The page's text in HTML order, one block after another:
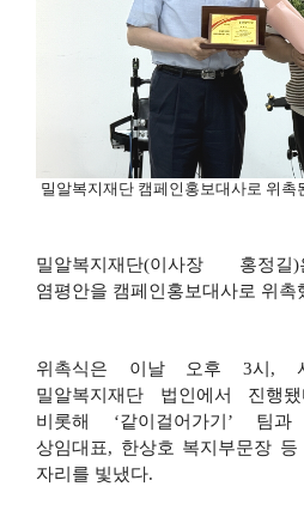
밀알복지재단 캠페인홍보대사로 위촉
밀알복지재단(이사장 홍정길)
염평안을 캠페인홍보대사로 위촉
위촉식은 이날 오후 3시 ,
밀알복지재단 법인에서 진행됐
비롯해
‘같이걸어가기 ’ 팀과
상임대표, 한상호 복지부문장
자리를 빛냈다.